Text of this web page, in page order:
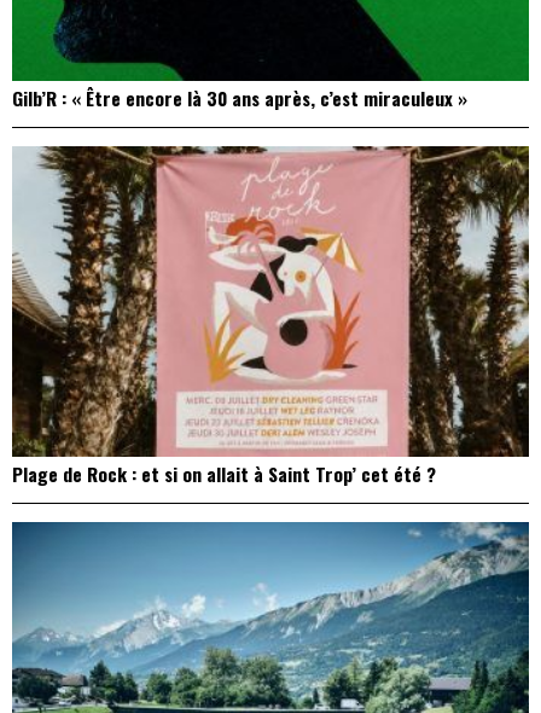
Gilb’R : « Être encore là 30 ans après, c’est miraculeux »
Plage de Rock : et si on allait à Saint Trop’ cet été ?